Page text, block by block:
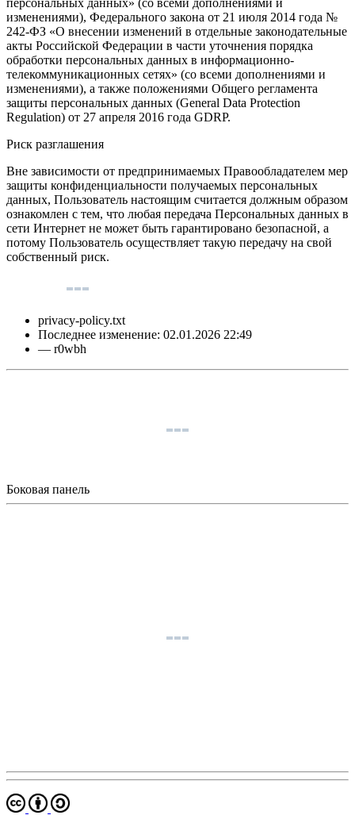
изменениями), Федерального закона от 21 июля 2014 года №
242-ФЗ «О внесении изменений в отдельные законодательные
акты Российской Федерации в части уточнения порядка
обработки персональных данных в информационно-
телекоммуникационных сетях» (со всеми дополнениями и
изменениями), а также положениями Общего регламента
защиты персональных данных (General Data Protection
Regulation) от 27 апреля 2016 года GDRP.
Риск разглашения
Вне зависимости от предпринимаемых Правообладателем мер
защиты конфиденциальности получаемых персональных
данных, Пользователь настоящим считается должным образом
ознакомлен с тем, что любая передача Персональных данных в
сети Интернет не может быть гарантировано безопасной, а
потому Пользователь осуществляет такую передачу на свой
собственный риск.
privacy-policy.txt
Последнее изменение: 02.01.2026 22:49
— r0wbh
Боковая панель